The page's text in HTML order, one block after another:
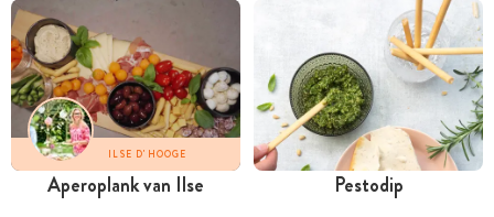
ILSE D'HOOGE
Aperoplank van Ilse Pestodip